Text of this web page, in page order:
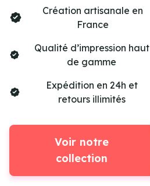
Création artisanale en
France
Qualité d’impression haut
de gamme
Expédition en 24h et
retours illimités
Voir notre
collection